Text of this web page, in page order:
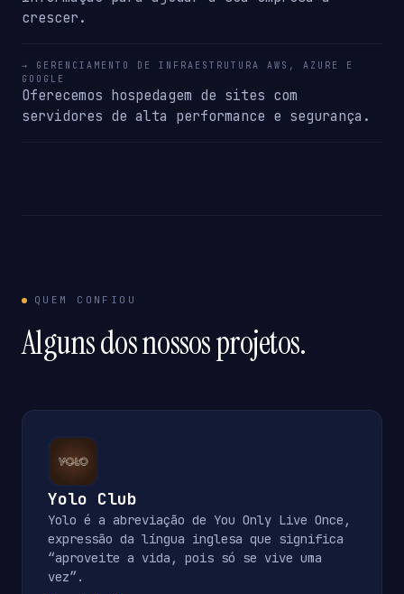
crescer.
→ GERENCIAMENTO DE INFRAESTRUTURA AWS, AZURE E
GOOGLE
Oferecemos hospedagem de sites com
servidores de alta performance e segurança.
QUEM CONFIOU
Alguns dos nossos projetos.
Yolo Club
Yolo é a abreviação de You Only Live Once,
expressão da língua inglesa que significa
“aproveite a vida, pois só se vive uma
vez”.